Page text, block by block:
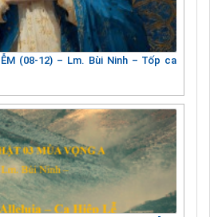
(08-12) – Lm. Bùi Ninh – Tốp ca